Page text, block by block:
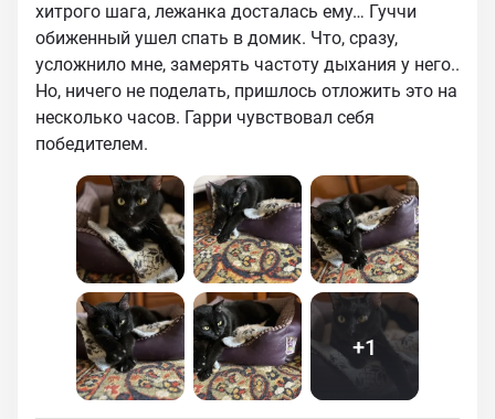
хитрого шага, лежанка досталась ему… Гуччи
обиженный ушел спать в домик. Что, сразу,
усложнило мне, замерять частоту дыхания у него..
Но, ничего не поделать, пришлось отложить это на
несколько часов. Гарри чувствовал себя
победителем.
+1